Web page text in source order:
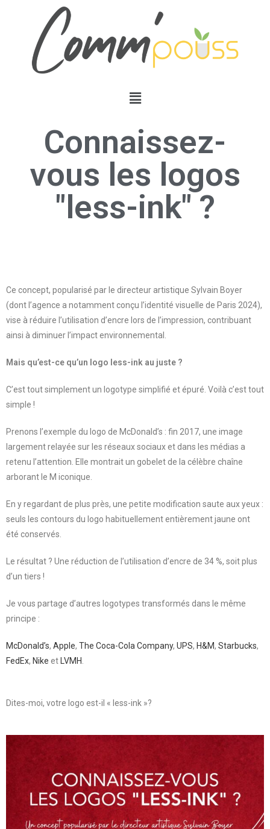
Connaissez-
vous les logos
"less-ink" ?
Ce concept, popularisé par le directeur artistique Sylvain Boyer
(dont l’agence a notamment conçu l’identité visuelle de Paris 2024),
vise à réduire l’utilisation d’encre lors de l’impression, contribuant
ainsi à diminuer l’impact environnemental.
Mais qu’est-ce qu’un logo less-ink au juste ?
C’est tout simplement un logotype simplifié et épuré. Voilà c’est tout
simple !
Prenons l’exemple du logo de McDonald’s : fin 2017, une image
largement relayée sur les réseaux sociaux et dans les médias a
retenu l’attention. Elle montrait un gobelet de la célèbre chaîne
arborant le M iconique.
En y regardant de plus près, une petite modification saute aux yeux :
seuls les contours du logo habituellement entièrement jaune ont
été conservés.
Le résultat ? Une réduction de l’utilisation d’encre de 34 %, soit plus
d’un tiers !
Je vous partage d’autres logotypes transformés dans le même
principe :
McDonald’s, Apple, The Coca-Cola Company, UPS, H&M, Starbucks,
FedEx, Nike et LVMH.
Dites-moi, votre logo est-il « less-ink »?